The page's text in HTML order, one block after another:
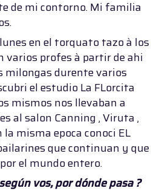
de mi contorno. Mi familia
en el torquato tazo à los
varios profes à partir de ahi
milongas durente varios
el estudio La FLorcita
mismos nos llevaban a
al salon Canning , Viruta ,
misma epoca conoci EL
que continuan y que
el mundo entero.
vos, por dónde pasa ?